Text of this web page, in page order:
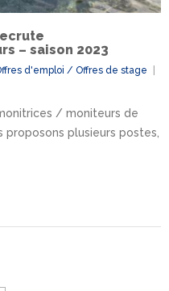
– saison 2023
d'emploi / Offres de stage
/ moniteurs de
proposons plusieurs postes,